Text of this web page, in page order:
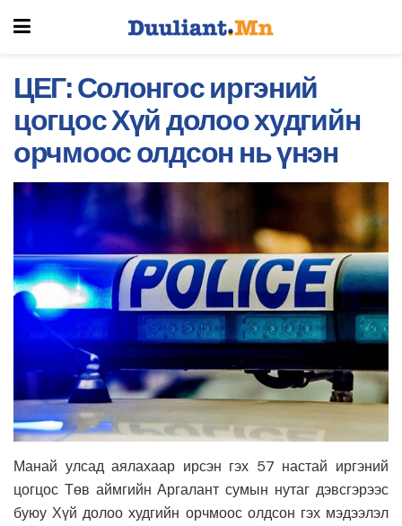
ЦЕГ: Солонгос иргэний
цогцос Хүй долоо худгийн
орчмоос олдсон нь үнэн
Манай улсад аялахаар ирсэн гэх 57 настай иргэний
цогцос Төв аймгийн Аргалант сумын нутаг дэвсгэрээс
буюу Хүй долоо худгийн орчмоос олдсон гэх мэдээлэл